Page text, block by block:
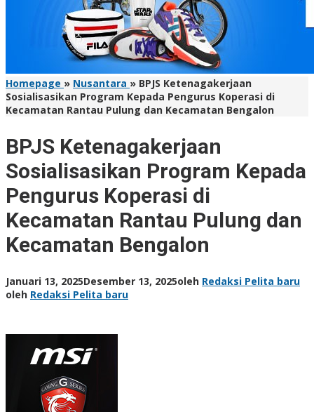
Homepage » Nusantara » BPJS Ketenagakerjaan
Sosialisasikan Program Kepada Pengurus Koperasi di
Kecamatan Rantau Pulung dan Kecamatan Bengalon
BPJS Ketenagakerjaan
Sosialisasikan Program Kepada
Pengurus Koperasi di
Kecamatan Rantau Pulung dan
Kecamatan Bengalon
Januari 13, 2025Desember 13, 2025oleh Redaksi Pelita baru
oleh Redaksi Pelita baru